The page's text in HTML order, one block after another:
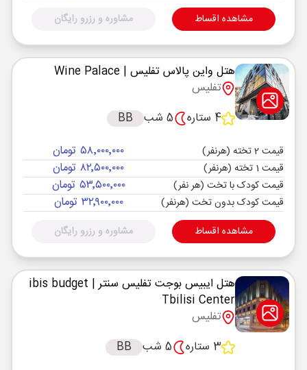
مشاهده اقساط مشاوره و رزرو رایگان
هتل واین پالاس تفلیس | Wine Palace
تفلیس
4 ستاره
5 شب BB
قیمت 2 تخته (هرنفر) ۵۸٬۰۰۰٬۰۰۰ تومان
قیمت 1 تخته (هرنفر) ۸۲٬۵۰۰٬۰۰۰ تومان
قیمت کودک با تخت (هر نفر) ۵۳٬۵۰۰٬۰۰۰ تومان
قیمت کودک بدون تخت (هرنفر) ۳۲٬۹۰۰٬۰۰۰ تومان
مشاهده اقساط مشاوره و رزرو رایگان
هتل ایبیس بوجت تفلیس سنتر | ibis budget
Tbilisi Center
تفلیس
3 ستاره
5 شب BB